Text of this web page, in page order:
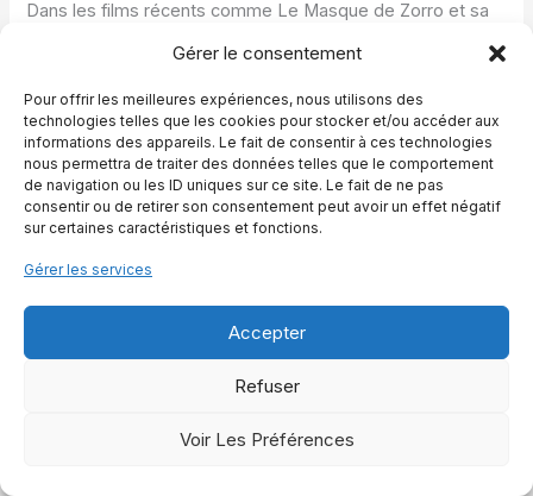
Gérer le consentement
Pour offrir les meilleures expériences, nous utilisons des
technologies telles que les cookies pour stocker et/ou accéder aux
informations des appareils. Le fait de consentir à ces technologies
nous permettra de traiter des données telles que le comportement
de navigation ou les ID uniques sur ce site. Le fait de ne pas
consentir ou de retirer son consentement peut avoir un effet négatif
sur certaines caractéristiques et fonctions.
Gérer les services
Accepter
Refuser
Voir Les Préférences
Dans les films récents comme Le Masque de Zorro et sa
l’histoire. Toutefois, les chevaux utilisés sur le tournage
noire brillante et leur allure spectaculaire, idéale pour les
scènes d’action et les gros plans.
Peut-on appeler son propre cheval Tornado ?
Oui, il est tout à fait possible d’appeler son cheval Tornado.
Beaucoup de propriétaires s’inspirent de la légende de
Zorro pour baptiser leur monture. Il est néanmoins
l’histoire de l’animal pour vérifier si ce nom lui correspond
vraiment. Des ressources spécialisées proposent d’autres
idées de noms, inspirés ou non de Zorro, afin de trouver
celui qui reflétera le mieux votre relation avec votre